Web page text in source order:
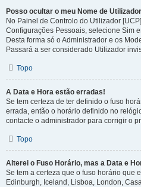
Posso ocultar o meu Nome de
No Painel de Controlo do Utilizador
Configurações Pessoais, selecione Sim
Desta forma só o Administrador e os
Passará a ser considerado Utilizador
Topo
A Data e Hora estão erradas!
Se tem certeza de ter definido o fuso
errada, então o horário definido no
contacte o administrador para corrigir o
Topo
Alterei o Fuso Horário, mas a Data e
Se tem a certeza que o fuso horário que
Edinburgh, Iceland, Lisboa, London,